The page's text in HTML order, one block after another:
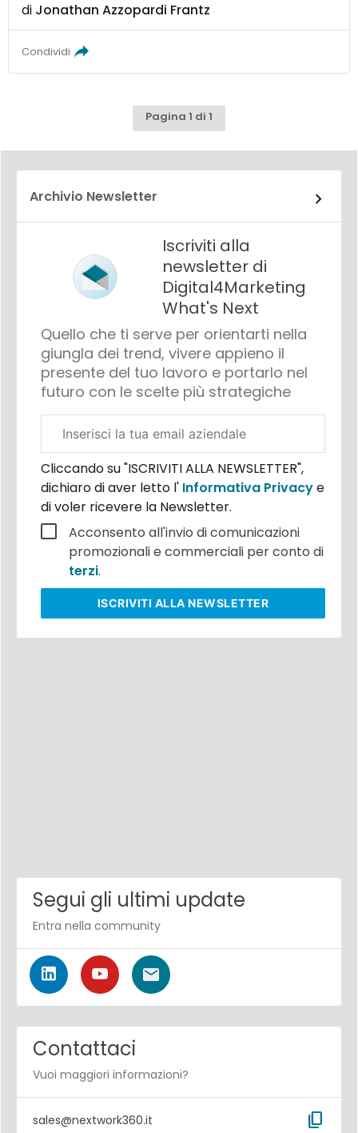
di Jonathan Azzopardi Frantz
Condividi
Pagina 1 di 1
Archivio Newsletter
Iscriviti alla
newsletter di
Digital4Marketing
What's Next
Quello che ti serve per orientarti nella
giungla dei trend, vivere appieno il
presente del tuo lavoro e portarlo nel
futuro con le scelte più strategiche
aziendale
Cliccando su "ISCRIVITI ALLA NEWSLETTER",
dichiaro di aver letto l'Informativa Privacye
di voler ricevere la Newsletter.
Acconsento all'invio di comunicazioni
promozionali e commerciali per conto di
terzi.
ISCRIVITI ALLA NEWSLETTER
Segui gli ultimi update
Entra nella community
Contattaci
Vuoi maggiori informazioni?
sales@nextwork360.it content_copy